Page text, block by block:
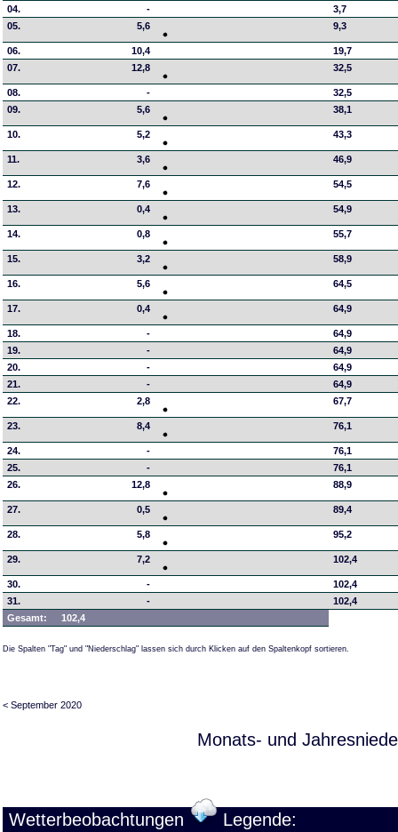
04. -
3,7
05.
5,6 9,3
06. 10,4
19,7
07.
12,8 32,5
08. -
32,5
09.
5,6 38,1
10. 5,2 43,3
11. 3,6 46,9
12. 7,6 54,5
13. 0,4 54,9
14. 0,8 55,7
15. 3,2 58,9
16. 5,6 64,5
17. 0,4 64,9
18. -
64,9
19.
-
64,9
20.
-
64,9
21.
-
64,9
22.
2,8 67,7
23. 8,4 76,1
24. -
76,1
25.
-
76,1
26.
12,8 88,9
27. 0,5 89,4
28. 5,8 95,2
29. 7,2 102,4
30. -
102,4
31.
-
102,4
Gesamt:
102,4
Die Spalten "Tag" und "Niederschlag" lassen sich durch Klicken auf den Spaltenkopf sortieren.
< September 2020
Monats- und
Wetterbeobachtungen Legende: